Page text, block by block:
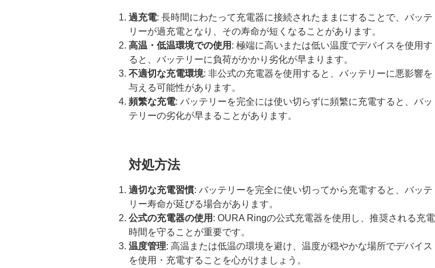
過充電: 長時間にわたって充電器に接続されたままにすることで、バッテ
リーが過充電となり、その寿命が短くなることがあります。
高温・低温環境での使用 : 極端に高いまたは低い温度でデバイスを使用す
ると、バッテリーに負荷がかかり劣化が早まります。
不適切な充電環境: 非公式の充電器を使用すると、バッテリーに悪影響を
与える可能性があります。
頻繁な充電: バッテリーを完全には使い切らずに頻繁に充電すると、バッ
テリーの劣化が早まることがあります。
対処方法
適切な充電習慣: バッテリーを完全に使い切ってから充電すると、バッテ
リー寿命が延びる場合があります。
公式の充電器の使用 : OURA Ringの公式充電器を使用し、推奨される充電
時間を守ることが重要です。
温度管理: 高温または低温の環境を避け、温度が穏やかな場所でデバイス
を使用・充電することを心がけましょう。